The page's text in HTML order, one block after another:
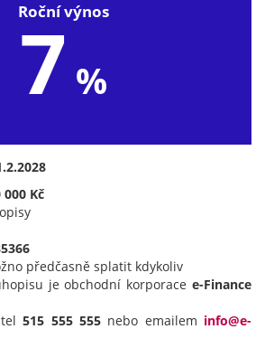
Roční výnos
7 %
000 Kč
předčasně splatit kdykoliv
je obchodní korporace e-Finance
tel515 555 555nebo emailem info@e-